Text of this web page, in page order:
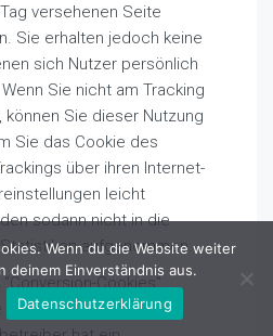
versehenen Seite
Sie erhalten jedoch keine
sich Nutzer persönlich
Sie nicht am Tracking
Sie dieser Nutzung
Sie das Cookie des
über ihren Internet-
leicht
sodann nicht in die
aufgenommen.
Cookies”
Art. 6 Abs. 1 lit. f
Wenn du die Website weiter
deinem Einverständnis aus.
Datenschutzerklärung